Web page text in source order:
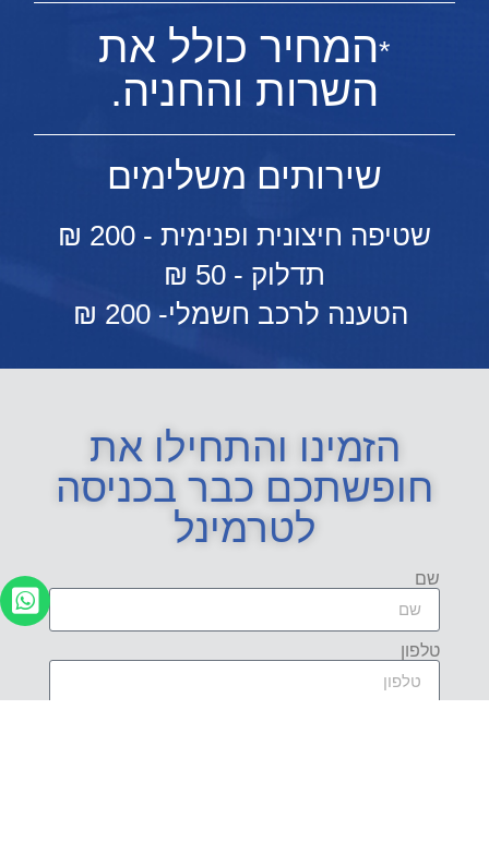
*המחיר כולל את
השרות והחניה.
שירותים משלימים
שטיפה חיצונית ופנימית - 200 ₪
תדלוק - 50 ₪
‏ הטענה לרכב חשמלי- 200
₪
הזמינו והתחילו את
חופשתכם כבר בכניסה
לטרמינל
שם
טלפון